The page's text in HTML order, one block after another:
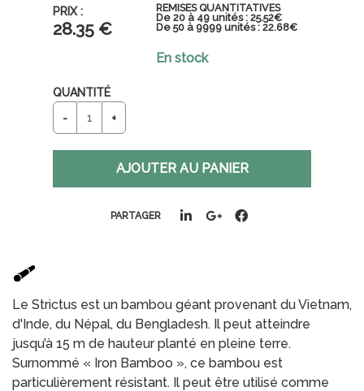
28.35 €
REMISES QUANTITATIVES
De 20 à 49 unités : 25.52€
De 50 à 9999 unités : 22.68€
En stock
QUANTITÉ
PARTAGER
Le Strictus est un bambou géant provenant du Vietnam,
d'Inde, du Népal, du Bengladesh. Il peut atteindre
jusqu’à 15 m de hauteur planté en pleine terre.
Surnommé « Iron Bamboo », ce bambou est
particulièrement résistant. Il peut être utilisé comme